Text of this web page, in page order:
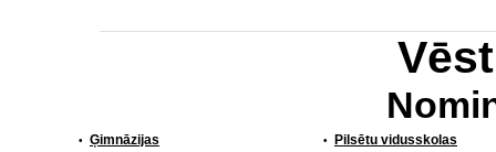
• Ģimnāzijas • Pilsētu vidusskolas